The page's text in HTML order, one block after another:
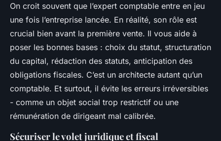
On croit souvent que l’expert comptable entre en jeu
une fois l’entreprise lancée. En réalité, son rôle est
crucial bien avant la première vente. Il vous aide à
poser les bonnes bases : choix du statut, structuration
du capital, rédaction des statuts, anticipation des
obligations fiscales. C’est un architecte autant qu’un
comptable. Et surtout, il évite les erreurs irréversibles
- comme un objet social trop restrictif ou une
rémunération de dirigeant mal calibrée.
Sécuriser le volet juridique et fiscal